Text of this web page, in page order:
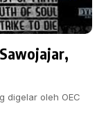
digelar oleh OEC